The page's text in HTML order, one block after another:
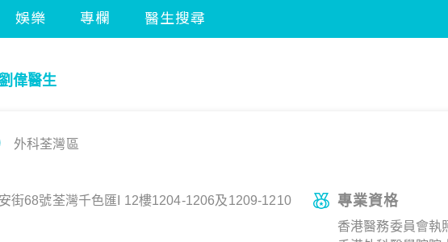
偉醫生
外科荃灣區
街68號荃灣千色匯I 12樓1204-1206及1209-1210
專業資格
香港醫務委員會執